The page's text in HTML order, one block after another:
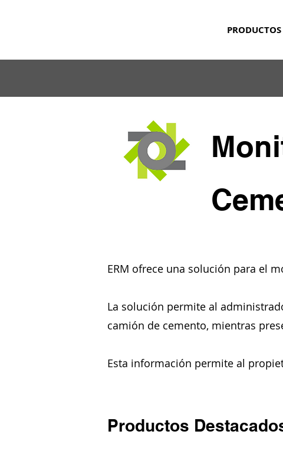
PRODUCTOS
ERM ofrece una solución para el
La solución permite al
camión de cemento, mientras
Esta información permite al
Productos